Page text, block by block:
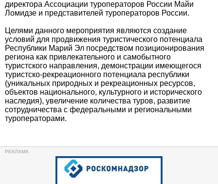
директора Ассоциации туроператоров России Майи
Ломидзе и представителей туроператоров России.
Целями данного мероприятия являются создание
условий для продвижения туристического потенциала
Республики Марий Эл посредством позиционирования
региона как привлекательного и самобытного
туристского направления, демонстрации имеющегося
туристско-рекреационного потенциала республики
(уникальных природных и рекреационных ресурсов,
объектов национального, культурного и исторического
наследия), увеличение количества туров, развитие
сотрудничества с федеральными и региональными
туроператорами.